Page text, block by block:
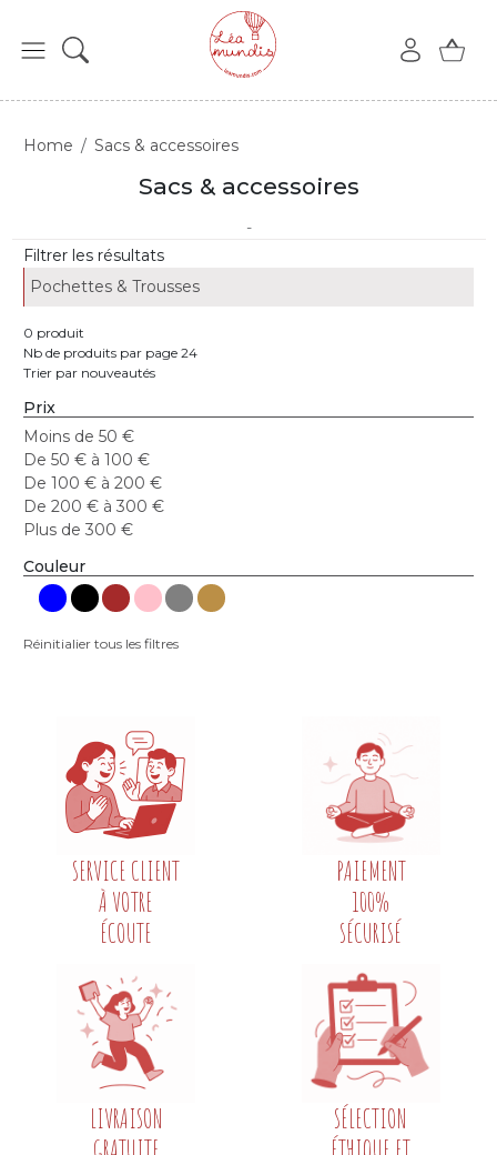
Home Sacs & accessoires
Sacs & accessoires
-
Filtrer les résultats
Pochettes & Trousses
0 produit
Nb de produits par page 24
Trier par nouveautés
Prix
Moins de 50 €
De 50 € à 100 €
De 100 € à 200 €
De 200 € à 300 €
Plus de 300 €
Couleur
Réinitialier tous les filtres
SERVICE CLIENT
À VOTRE
ÉCOUTE
PAIEMENT
100%
SÉCURISÉ
LIVRAISON
SÉLECTION